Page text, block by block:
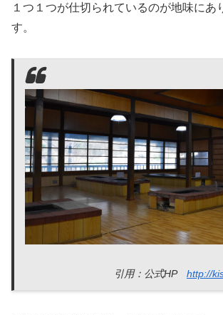
１つ１つが仕切られているのが地味にあ
す。
引用：公式HP http://